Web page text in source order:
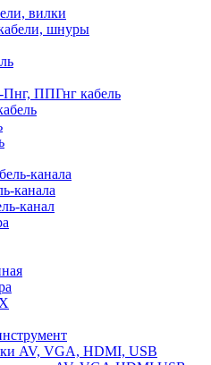
вилки
шнуры
ППГнг кабель
канала
канала
канал
AV, VGA, HDMI, USB